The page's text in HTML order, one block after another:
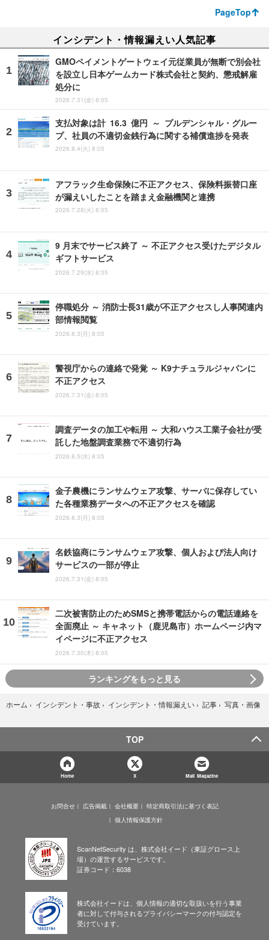
PageTop
インシデント・情報漏えい人気記事
GMOペイメントゲートウェイ元従業員が無断で別会社
を設立し日本ゲームカード株式会社と契約、懲戒解雇
処分に
2026.7.31(金) 8:05
支払対象は計 16.3 億円 ～ プルデンシャル・グルー
プ、社員の不適切金銭行為に関する補償進捗を発表
2026.8.4(火) 8:05
アフラック生命保険に不正アクセス、保険料振替口座
が漏えいしたことを踏まえ金融機関と連携
2026.7.28(火) 8:05
9 月末でサービス終了 ～ 不正アクセス受けたデジタル
ギフトサービス
2026.7.29(水) 8:05
停職処分 ～ 消防士長31歳が不正アクセスし人事関連内
部情報閲覧
2026.8.3(月) 8:05
警視庁からの連絡で発覚 ～ K9ナチュラルジャパンに
不正アクセス
2026.7.31(金) 8:05
調査データの加工や転用 ～ 大和ハウス工業子会社が受
託した地盤調査業務で不適切行為
2026.8.5(水) 8:05
金子農機にランサムウェア攻撃、サーバに保存してい
た各種業務データへの不正アクセスを確認
2026.8.3(月) 8:05
名鉄協商にランサムウェア攻撃、個人および法人向け
サービスの一部が停止
2026.7.31(金) 8:05
二次被害防止のためSMSと携帯電話からの電話連絡を
全面廃止 ～ キャネット（鹿児島市）ホームページ内マ
イページに不正アクセス
2026.7.30(木) 8:05
ランキングをもっと見る
ホーム › インシデント・事故 › インシデント・情報漏えい › 記事 › 写真・画像
TOP
Home X Mail Magazine
お問合せ 広告掲載 会社概要
特定商取引法に基づく表記
個人情報保護方針
ScanNetSecurity は、株式会社イード（東証グロース上
場）の運営するサービスです。
証券コード：6038
株式会社イードは、個人情報の適切な取扱いを行う事業
者に対して付与されるプライバシーマークの付与認定を
受けています。